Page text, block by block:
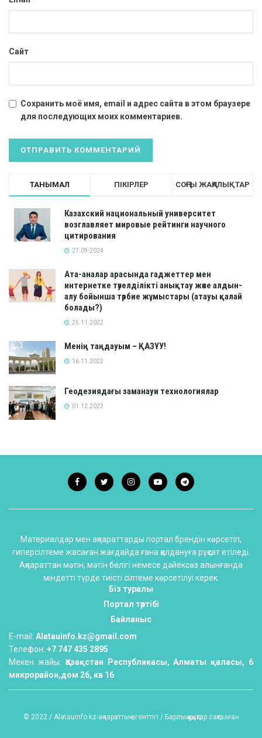
Сайт
Сохранить моё имя, email и адрес сайта в этом браузере
для последующих моих комментариев.
ТАНЫМАЛ ПІКІРЛЕР СОҢҒЫ ЖАҢАЛЫҚТАР
Казахский национальный университет
возглавляет мировые рейтинги научного
цитирования
27.09.2024
Ата-аналар арасында гаджеттер мен
интернетке тәуелділікті анықтау және алдын-
алу бойынша тәрбие жұмыстары (атауы қалай
болады?)
25.11.2022
Менің таңдауым – ҚАЗҰУ!
16.11.2022
Геодезиядағы заманауи технологиялар
01.12.2023
Материалдар мен ақпараттарды портал брендін көрсетіп,
гиперсілтеме жасаған жағдайда ғана қолдануға рұқсат етіледі.
Ақпараттан мәтін, мәтін бөлігі немесе дәйексөз алынғанда
міндетті түрде тиісті сілтеме көрсетілуі керек.
Біз туралы
Портал тәртібі
Байланыс
E-mail: Alatauinfo.kz@gmail.com
Телефон: +7 747 435 2895
Мекен жайы: Қазақстан Республикасы, Алматы қаласы, 6
микрорайон,дом 26, кв 16
© 2022 / Alatauinfo.kz-ақпараттық агенттігі / Барлық құқықтар сақталған